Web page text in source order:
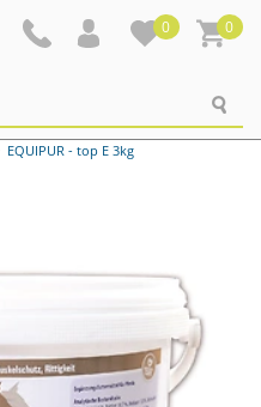
0 0
EQUIPUR - top E 3kg